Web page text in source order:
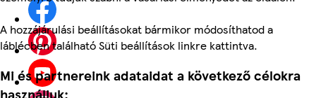
A hozzájárulási beállításokat bármikor módosíthatod a
láblécben található Süti beállítások linkre kattintva.
Mi és partnereink adataidat a következő célokra